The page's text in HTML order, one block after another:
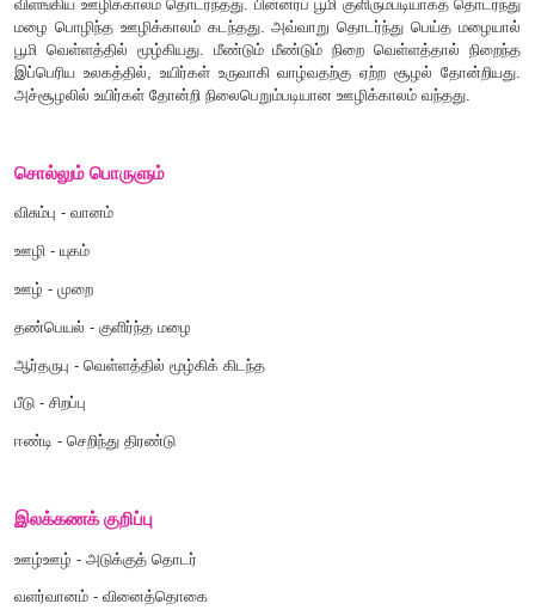
தண்பெயல் தலைஇய ஊழியும்;அவையிற்று
உள் முறை வெள்ளம் மூழ்கி ஆர்தருபு,
உள்ளீடு ஆகிய இருநிலத்து ஊழியும் ...
பாடலின் பொருள்
எதுவுமேயில்லாத பெருவெளியில் அண்டத் தோற்றத்துக்குக்
(பரமாணு) பேரொலியுடன் தோன்றியது. உருவம் இல்லாத
பூதங்களின் அணுக்களுடன் வளர்கின்ற வானம் என்னும் முதல்
விளங்கிய ஊழிக்காலம் தொடர்ந்தது. பின்னர்ப் பூமி
மழை பொழிந்த ஊழிக்காலம் கடந்தது. அவ்வாறு தொடர்ந்து
இப்பெரிய உலகத்தில்,உயிர்கள் உருவாகி வாழ்வதற்கு ஏற்ற